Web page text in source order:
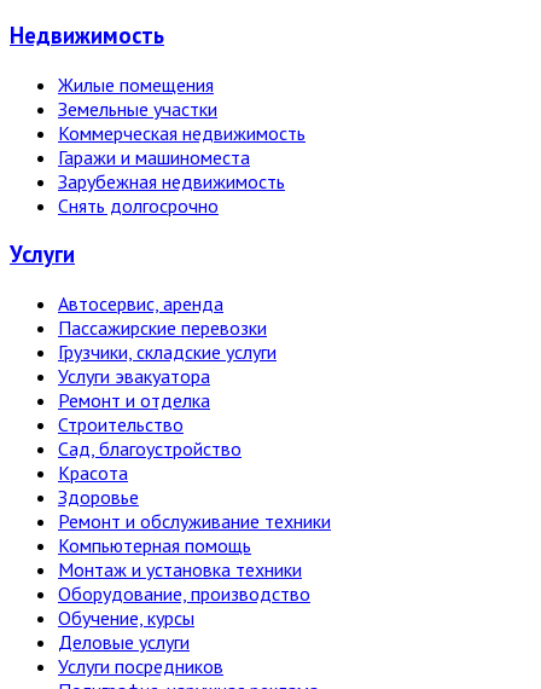
Недвижи­мость
Жилые помещения
Земельные участки
Коммерческая недвижимость
Гаражи и машиноместа
Зарубежная недвижимость
Снять долгосрочно
Услуги
Автосервис, аренда
Пассажирские перевозки
Грузчики, складские услуги
Услуги эвакуатора
Ремонт и отделка
Строительство
Сад, благоустройство
Красота
Здоровье
Ремонт и обслуживание техники
Компьютерная помощь
Монтаж и установка техники
Оборудование, производство
Обучение, курсы
Деловые услуги
Услуги посредников